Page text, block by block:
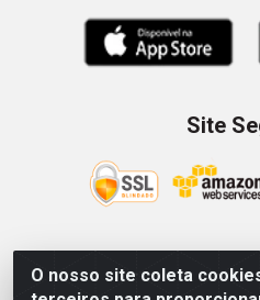
O nosso site coleta
Site
Zein Importação e Comércio